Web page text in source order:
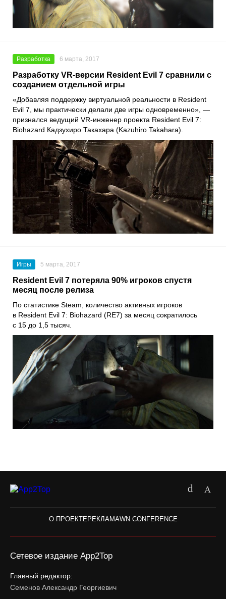
Разработка 6 марта, 2017
Разработку VR-версии Resident Evil 7 сравнили с
созданием отдельной игры
«Добавляя поддержку виртуальной реальности в Resident
Evil 7, мы практически делали две игры одновременно», —
признался ведущий VR-инженер проекта Resident Evil 7:
Biohazard Кадзухиро Такахара (Kazuhiro Takahara).
Игры 5 марта, 2017
Resident Evil 7 потеряла 90% игроков спустя
месяц после релиза
По статистике Steam, количество активных игроков
в Resident Evil 7: Biohazard (RE7) за месяц сократилось
с 15 до 1,5 тысяч.
О ПРОЕКТЕ РЕКЛАМАWN CONFERENCE
Сетевое издание App2Top
Главный редактор:
Семенов Александр Георгиевич